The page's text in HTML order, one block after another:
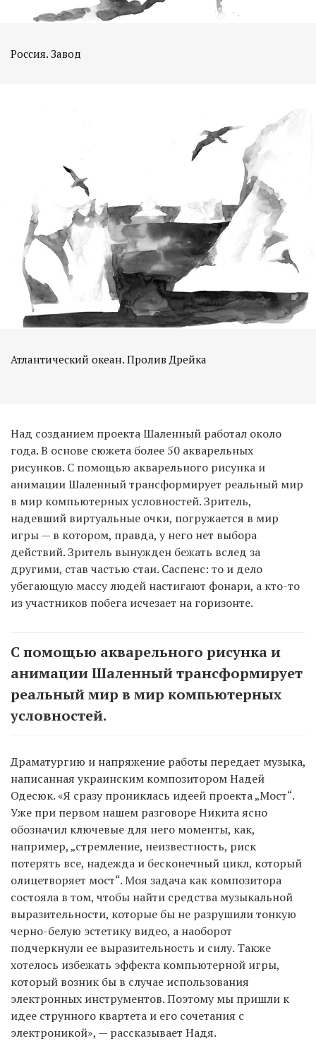
Атлантический океан. Пролив Дрейка
Над созданием проекта Шаленный работал около
года. В основе сюжета более 50 акварельных
рисунков. С помощью акварельного рисунка и
анимации Шаленный трансформирует реальный мир
в мир компьютерных условностей. Зритель,
надевший виртуальные очки, погружается в мир
игры — в котором, правда, у него нет выбора
действий. Зритель вынужден бежать вслед за
другими, став частью стаи. Саспенс: то и дело
убегающую массу людей настигают фонари, а кто-то
из участников побега исчезает на горизонте.
С помощью акварельного рисунка и
анимации Шаленный трансформирует
реальный мир в мир компьютерных
условностей.
Драматургию и напряжение работы передает музыка,
написанная украинским композитором Надей
Одесюк. «Я сразу прониклась идеей проекта „Мост“.
Уже при первом нашем разговоре Никита ясно
обозначил ключевые для него моменты, как,
например, „стремление, неизвестность, риск
потерять все, надежда и бесконечный цикл, который
олицетворяет мост“. Моя задача как композитора
состояла в том, чтобы найти средства музыкальной
выразительности, которые бы не разрушили тонкую
черно-белую эстетику видео, а наоборот
подчеркнули ее выразительность и силу. Также
хотелось избежать эффекта компьютерной игры,
который возник бы в случае использования
электронных инструментов. Поэтому мы пришли к
идее струнного квартета и его сочетания с
электроникой», — рассказывает Надя.